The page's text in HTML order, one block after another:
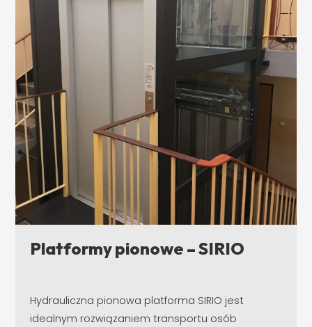
Platformy pionowe – SIRIO
Hydrauliczna pionowa platforma SIRIO jest
idealnym rozwiązaniem transportu osób